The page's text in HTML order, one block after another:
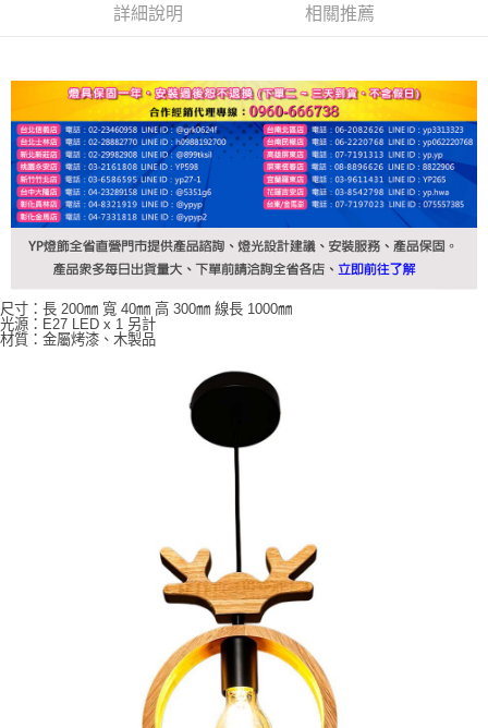
詳細說明 相關推薦
尺寸：長 200㎜ 寬 40㎜ 高 300㎜ 線長 1000㎜
光源：E27 LED x 1 另計
材質：金屬烤漆、木製品